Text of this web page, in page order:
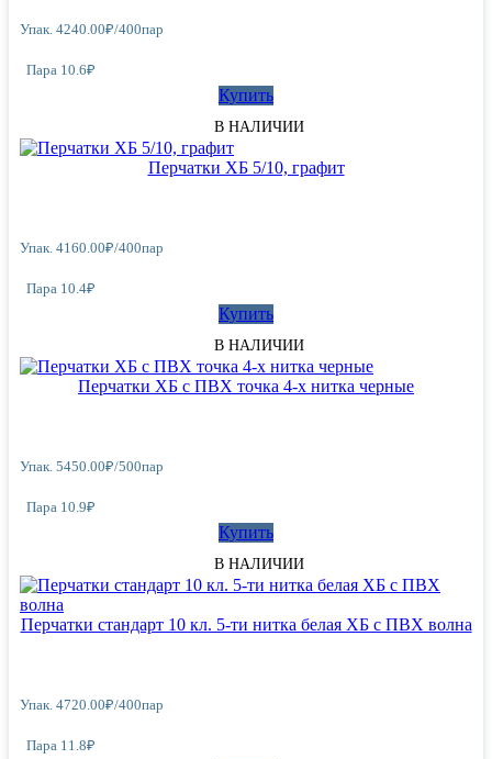
Упак. 4240.00₽/400пар
Пара 10.6₽
Купить
В НАЛИЧИИ
Перчатки ХБ 5/10, графит
Упак. 4160.00₽/400пар
Пара 10.4₽
Купить
В НАЛИЧИИ
Перчатки ХБ с ПВХ точка 4-х нитка черные
Упак. 5450.00₽/500пар
Пара 10.9₽
Купить
В НАЛИЧИИ
Перчатки стандарт 10 кл. 5-ти нитка белая ХБ с ПВХ волна
Упак. 4720.00₽/400пар
Пара 11.8₽